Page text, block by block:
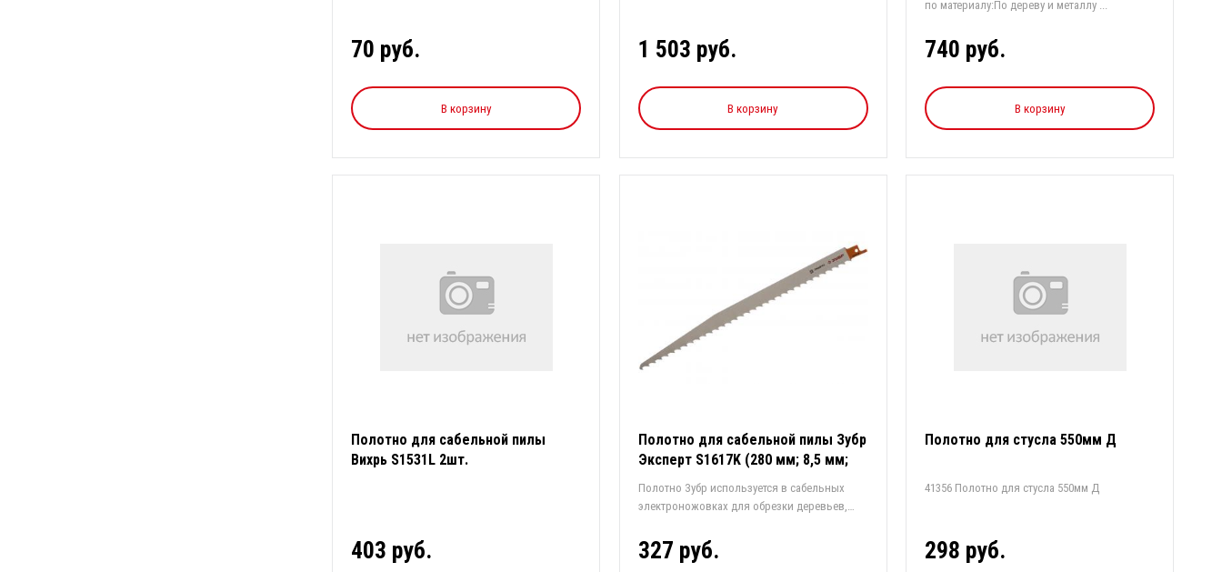
70 руб.
В корзину
1 503 руб.
В корзину
по материалу:По дереву и металлу ...
740 руб.
В корзину
Полотно для сабельной пилы
Вихрь S1531L 2шт.
403 руб.
Полотно для сабельной пилы Зубр
Эксперт S1617K (280 мм; 8,5 мм;
Cr-V)
Полотно Зубр используется в сабельных
электроножовках для обрезки деревьев,
327 руб.
Полотно для стусла 550мм Д
41356 Полотно для стусла 550мм Д
298 руб.